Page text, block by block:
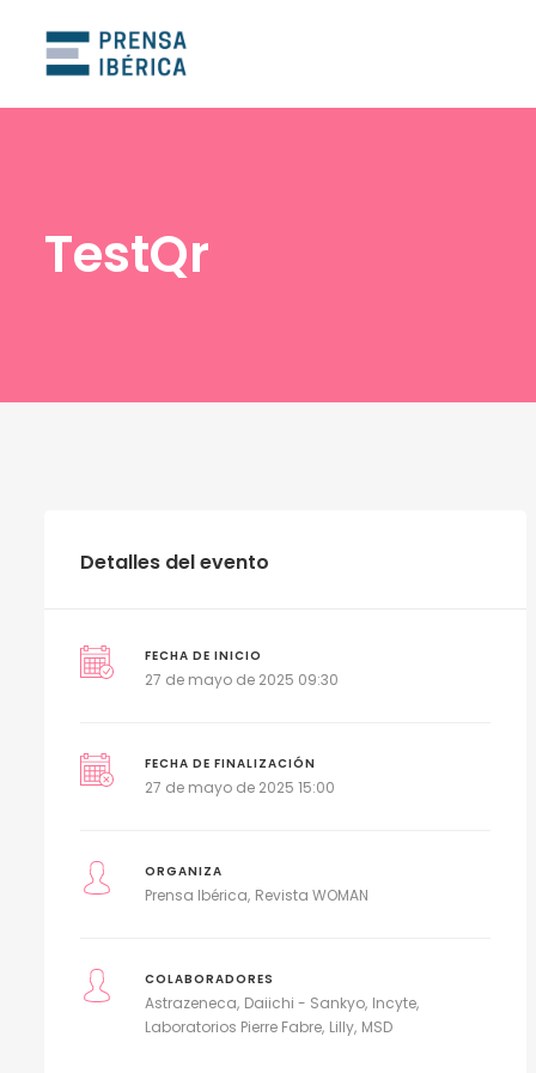
TestQr
Detalles del evento
FECHA DE INICIO
27 de mayo de 2025 09:30
FECHA DE FINALIZACIÓN
27 de mayo de 2025 15:00
ORGANIZA
Prensa Ibérica Revista WOMAN
COLABORADORES
Astrazeneca Daiichi - Sankyo Incyte
Laboratorios Pierre Fabre Lilly MSD